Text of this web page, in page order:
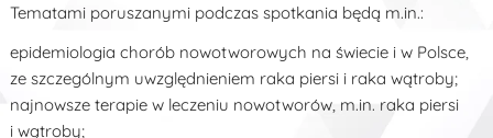
Tematami poruszanymi podczas spotkania będą m.in.:
epidemiologia chorób nowotworowych na świecie i w Polsce,
ze szczególnym uwzględnieniem raka piersi i raka wątroby;
najnowsze terapie w leczeniu nowotworów, m.in. raka piersi
i wątroby;